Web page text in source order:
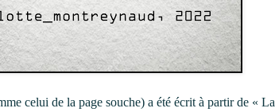
celui de la page souche) a été écrit à partir de « La